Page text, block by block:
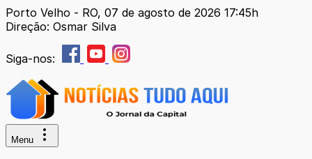
Porto Velho - RO, 07 de agosto de 2026 17:45h
Direção: Osmar Silva
Siga-nos:
Menu